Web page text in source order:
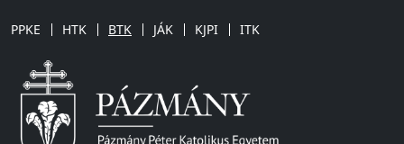
PPKE HTK BTK JÁK KJPI ITK